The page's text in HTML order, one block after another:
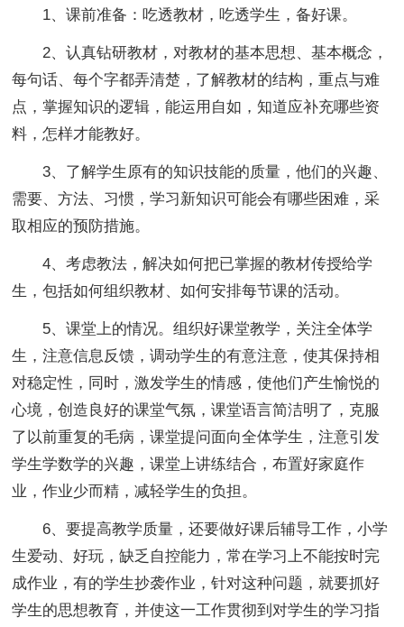
1、课前准备：吃透教材，吃透学生，备好课。
2、认真钻研教材，对教材的基本思想、基本概念，
每句话、每个字都弄清楚，了解教材的结构，重点与难
点，掌握知识的逻辑，能运用自如，知道应补充哪些资
料，怎样才能教好。
3、了解学生原有的知识技能的质量，他们的兴趣、
需要、方法、习惯，学习新知识可能会有哪些困难，采
取相应的预防措施。
4、考虑教法，解决如何把已掌握的教材传授给学
生，包括如何组织教材、如何安排每节课的活动。
5、课堂上的情况。组织好课堂教学，关注全体学
生，注意信息反馈，调动学生的有意注意，使其保持相
对稳定性，同时，激发学生的情感，使他们产生愉悦的
心境，创造良好的课堂气氛，课堂语言简洁明了，克服
了以前重复的毛病，课堂提问面向全体学生，注意引发
学生学数学的兴趣，课堂上讲练结合，布置好家庭作
业，作业少而精，减轻学生的负担。
6、要提高教学质量，还要做好课后辅导工作，小学
生爱动、好玩，缺乏自控能力，常在学习上不能按时完
成作业，有的学生抄袭作业，针对这种问题，就要抓好
学生的思想教育，并使这一工作贯彻到对学生的学习指